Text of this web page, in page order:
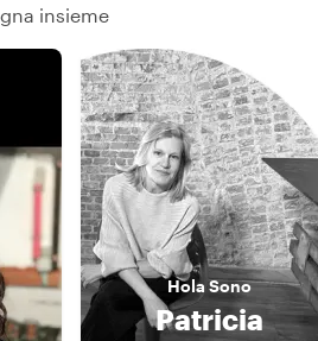
insieme
Hola Sono
Patricia